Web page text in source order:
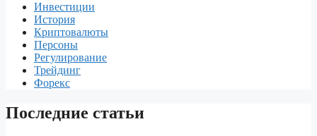
Инвестиции
История
Криптовалюты
Персоны
Регулирование
Трейдинг
Форекс
Последние статьи